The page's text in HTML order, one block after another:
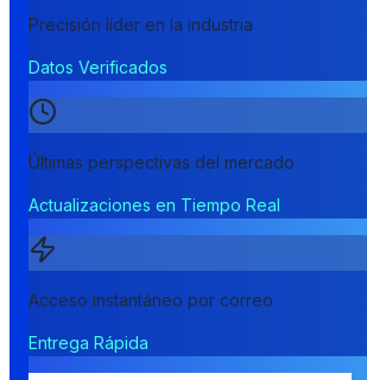
Precisión líder en la industria
Datos Verificados
Últimas perspectivas del mercado
Actualizaciones en Tiempo Real
Acceso instantáneo por correo
Entrega Rápida